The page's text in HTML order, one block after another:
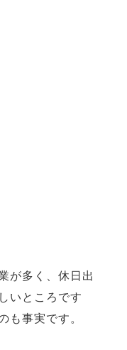
が多く、休日出
いところです
事実です。